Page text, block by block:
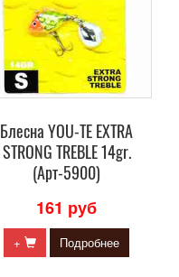
Блесна YOU-TE EXTRA
STRONG TREBLE 14gr.
(Арт-5900)
161 руб
+ Подробнее